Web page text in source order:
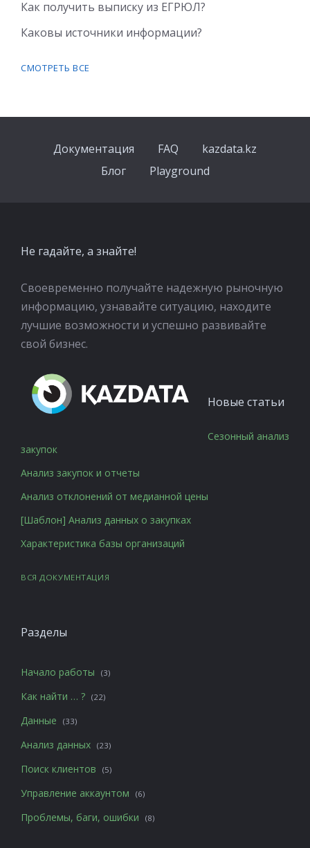
Как получить выписку из ЕГРЮЛ?
Каковы источники информации?
СМОТРЕТЬ ВСЕ
Документация FAQ
kazdata.kz
Блог
Playground
Не гадайте, а знайте!
Своевременно получайте надежную рыночную
информацию, узнавайте ситуацию, находите
лучшие возможности и успешно развивайте
свой бизнес.
Новые статьи
Сезонный анализ
закупок
Анализ закупок и отчеты
Анализ отклонений от медианной цены
[Шаблон] Анализ данных о закупках
Характеристика базы организаций
ВСЯ ДОКУМЕНТАЦИЯ
Разделы
Начало работы (3)
Как найти … ? (22)
Данные (33)
Анализ данных (23)
Поиск клиентов (5)
Управление аккаунтом (6)
Проблемы, баги, ошибки (8)